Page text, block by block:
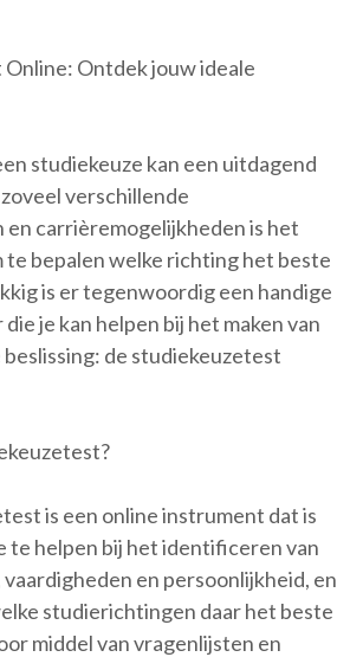
Ontdek jouw ideale
studiekeuze kan een uitdagend
verschillende
carrièremogelijkheden is het
te bepalen welke richting het beste
is er tegenwoordig een handige
je kan helpen bij het maken van
de studiekeuzetest
is een online instrument dat is
te helpen bij het identificeren van
en persoonlijkheid, en
studierichtingen daar het beste
middel van vragenlijsten en